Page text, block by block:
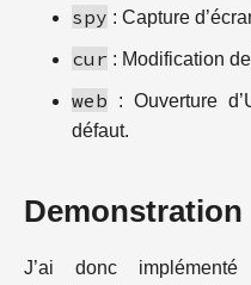
spy : Capture
cur : Modification
web : Ouverture
défaut.
Demonstration
J’ai donc